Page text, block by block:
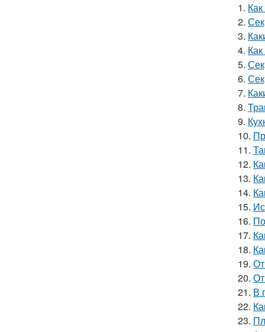
1.
2.
3.
4.
5.
6.
7.
8.
9.
10.
11.
12.
13.
14.
15.
16.
17.
18.
19.
20.
21. В
22.
23.